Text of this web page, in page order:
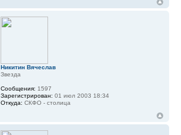
Никитин Вячеслав
Звезда
Сообщения: 1597
Зарегистрирован: 01 июл 2003 18:34
Откуда: СКФО - столица